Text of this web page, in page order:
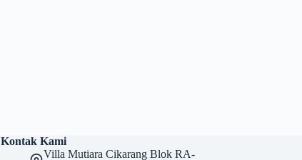
Kontak Kami
Villa Mutiara Cikarang Blok RA-